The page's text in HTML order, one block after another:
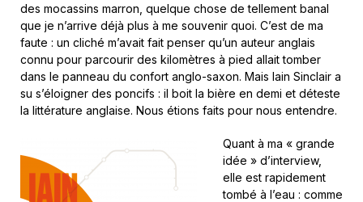
des mocassins marron, quelque chose de tellement banal
que je n’arrive déjà plus à me souvenir quoi. C’est de ma
faute : un cliché m’avait fait penser qu’un auteur anglais
connu pour parcourir des kilomètres à pied allait tomber
dans le panneau du confort anglo-saxon. Mais Iain Sinclair a
su s’éloigner des poncifs : il boit la bière en demi et déteste
la littérature anglaise. Nous étions faits pour nous entendre.
Quant à ma « grande
idée » d’interview,
elle est rapidement
tombé à l’eau : comme